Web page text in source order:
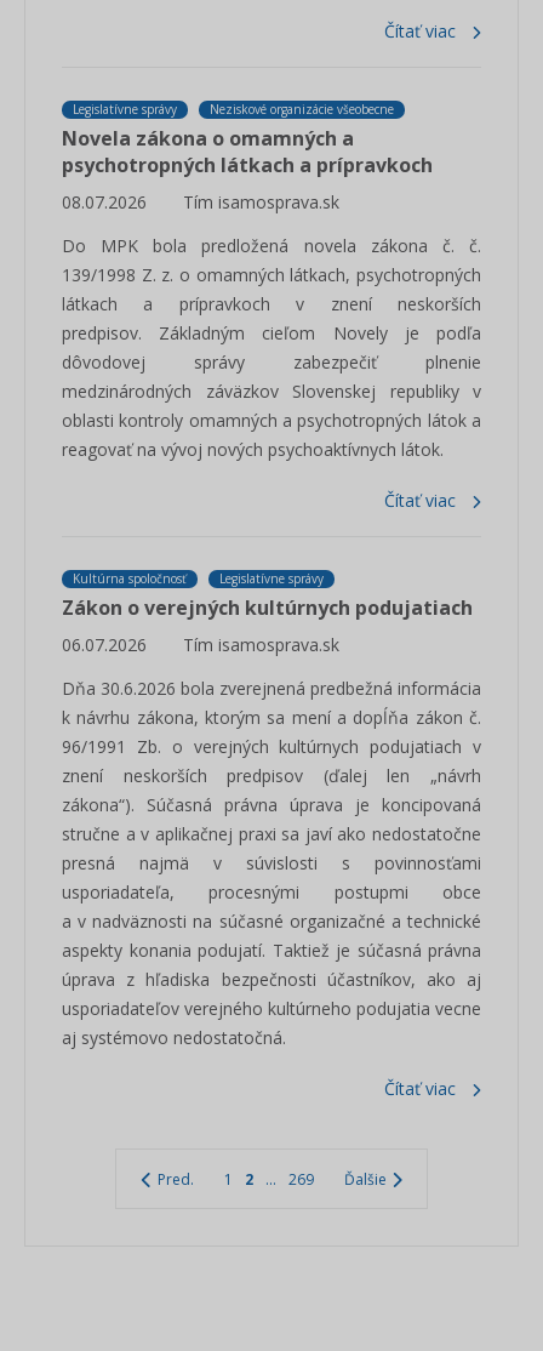
Čítať viac
Legislatívne správy Neziskové organizácie všeobecne
Novela zákona o omamných a
psychotropných látkach a prípravkoch
08.07.2026
Tím isamosprava.sk
Do MPK bola predložená novela zákona č. č.
139/1998 Z. z. o omamných látkach, psychotropných
látkach a prípravkoch v znení neskorších
predpisov. Základným cieľom Novely je podľa
dôvodovej správy zabezpečiť plnenie
medzinárodných záväzkov Slovenskej republiky v
oblasti kontroly omamných a psychotropných látok a
reagovať na vývoj nových psychoaktívnych látok.
Čítať viac
Kultúrna spoločnosť Legislatívne správy
Zákon o verejných kultúrnych podujatiach
06.07.2026
Tím isamosprava.sk
Dňa 30.6.2026 bola zverejnená predbežná informácia
k návrhu zákona, ktorým sa mení a dopĺňa zákon č.
96/1991 Zb. o verejných kultúrnych podujatiach v
znení neskorších predpisov (ďalej len „návrh
zákona“). Súčasná právna úprava je koncipovaná
stručne a v aplikačnej praxi sa javí ako nedostatočne
presná najmä v súvislosti s povinnosťami
usporiadateľa, procesnými postupmi obce
a v nadväznosti na súčasné organizačné a technické
aspekty konania podujatí. Taktiež je súčasná právna
úprava z hľadiska bezpečnosti účastníkov, ako aj
usporiadateľov verejného kultúrneho podujatia vecne
aj systémovo nedostatočná.
Čítať viac
Pred. 1 2 ... 269 Ďalšie